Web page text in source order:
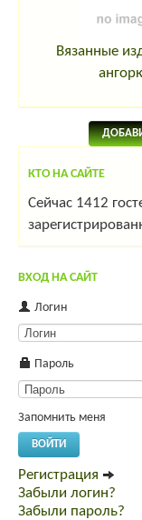
Вязанные
КТО НА САЙТЕ
Сейчас 1412
ВХОД НА САЙТ
Логин
Пароль
Запомнить меня
ВОЙТИ
Регистрация
Забыли логин?
Забыли пароль?